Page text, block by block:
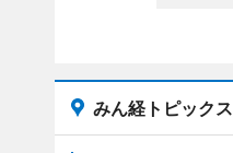
みん経トピックス